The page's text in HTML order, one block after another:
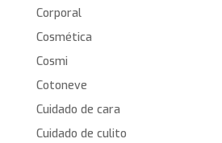
Corporal
Cosmética
Cosmi
Cotoneve
Cuidado de cara
Cuidado de culito